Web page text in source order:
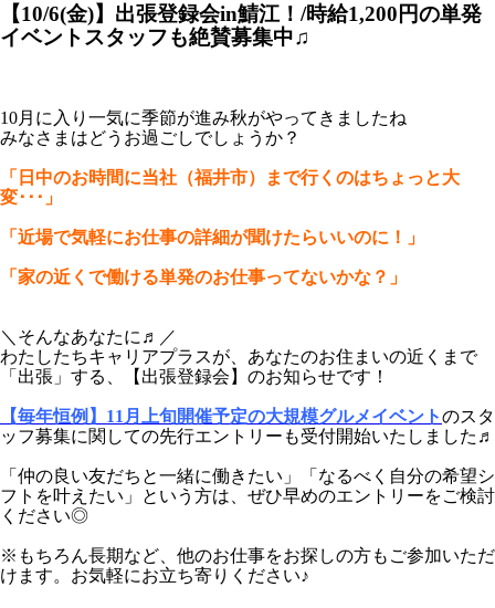
【10/6(金)】出張登録会in鯖江！/時給1,200円の単発
イベントスタッフも絶賛募集中♫
10月に入り一気に季節が進み秋がやってきましたね
みなさまはどうお過ごしでしょうか？
「日中のお時間に当社（福井市）まで行くのはちょっと大
変･･･」
「近場で気軽にお仕事の詳細が聞けたらいいのに！」
「家の近くで働ける単発のお仕事ってないかな？」
＼そんなあなたに♬／
わたしたちキャリアプラスが、あなたのお住まいの近くまで
「出張」する、【出張登録会】のお知らせです！
【毎年恒例】11月上旬開催予定の大規模グルメイベントのスタ
ッフ募集に関しての先行エントリーも受付開始いたしました♬
「仲の良い友だちと一緒に働きたい」「なるべく自分の希望シ
フトを叶えたい」という方は、ぜひ早めのエントリーをご検討
ください◎
※もちろん長期など、他のお仕事をお探しの方もご参加いただ
けます。お気軽にお立ち寄りください♪